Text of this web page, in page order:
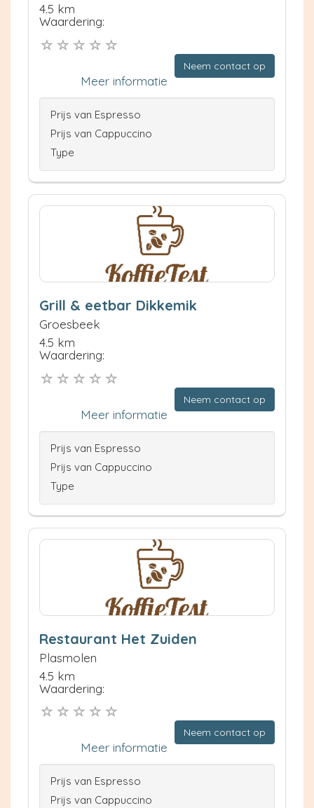
4.5 km
Waardering:
Neem contact op
Meer informatie
Prijs van Espresso
Prijs van Cappuccino
Type
Grill & eetbar Dikkemik
Groesbeek
4.5 km
Waardering:
Neem contact op
Meer informatie
Prijs van Espresso
Prijs van Cappuccino
Type
Restaurant Het Zuiden
Plasmolen
4.5 km
Waardering:
Neem contact op
Meer informatie
Prijs van Espresso
Prijs van Cappuccino